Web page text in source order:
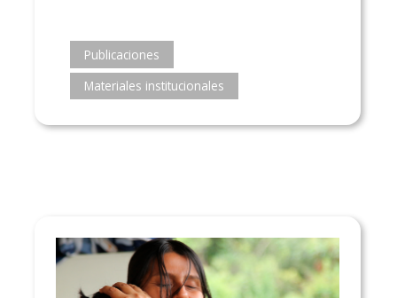
Publicaciones
Materiales institucionales